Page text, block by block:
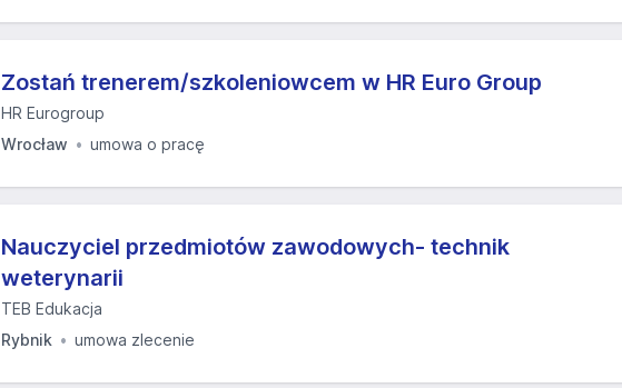
Zostań trenerem/szkoleniowcem w HR Euro Group
HR Eurogroup
Wrocław
umowa o pracę
Nauczyciel przedmiotów zawodowych- technik
weterynarii
TEB Edukacja
Rybnik
umowa zlecenie